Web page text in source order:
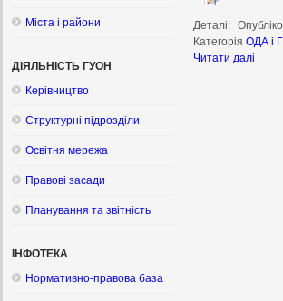
Міста і райони
ДІЯЛЬНІСТЬ ГУОН
Керівництво
Структурні підрозділи
Освітня мережа
Правові засади
Планування та звітність
ІНФОТЕКА
Нормативно-правова база
Деталі:
Категорія ОДА і
Читати далі